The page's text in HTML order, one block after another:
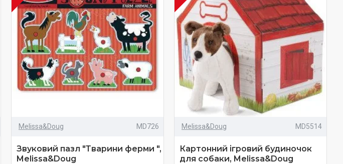
Melissa&Doug MD726
Звуковий пазл "Тварини ферми ",
Melissa&Doug
Melissa&Doug MD5514
Картонний ігровий будиночок
для собаки, Melissa&Doug